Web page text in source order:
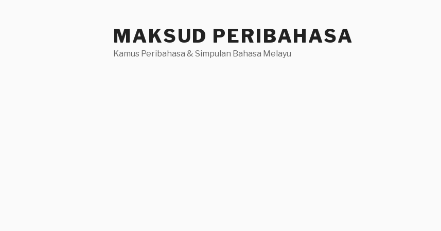
MAKSUD PERIBAHASA
Kamus Peribahasa & Simpulan Bahasa Melayu